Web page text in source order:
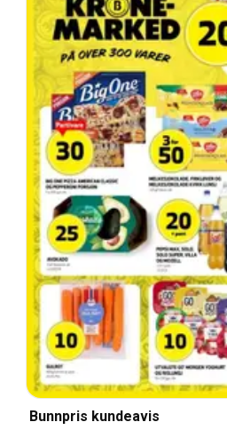
Bunnpris kundeavis